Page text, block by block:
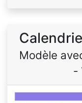
Modèle
-